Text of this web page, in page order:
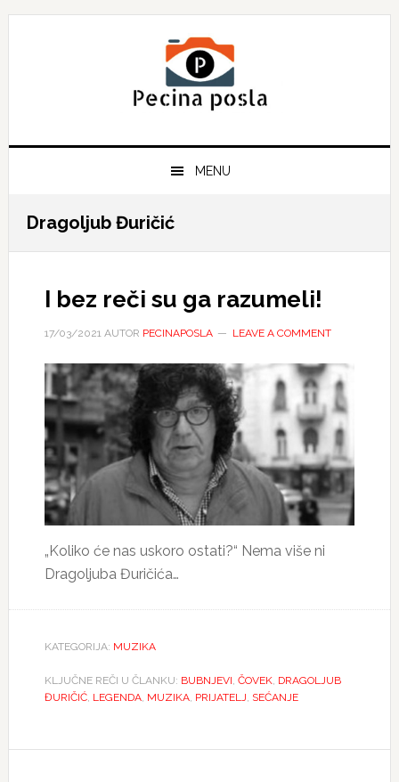
Skip
Skip
Skip
MENU
Dragoljub Đuričić
I bez reči su ga razumeli!
17/03/2021AUTOR PECINAPOSLA LEAVE A COMMENT
„Koliko će nas uskoro ostati?“ Nema više ni
Dragoljuba Đuričića…
KATEGORIJA: MUZIKA
KLJUČNE REČI U ČLANKU: BUBNJEVI ČOVEK, DRAGOLJUB
ĐURIČIĆ, LEGENDA, MUZIKA, PRIJATELJ SEĆANJE